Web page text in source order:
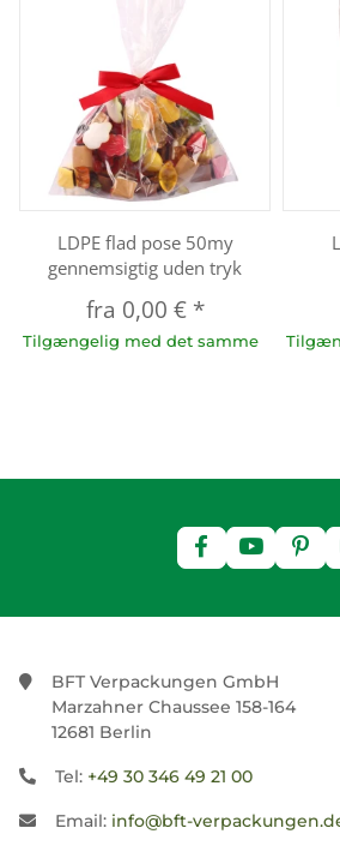
LDPE flad pose 50my
gennemsigtig uden tryk
fra 0,00 € *
Tilgængelig med det samme
BFT Verpackungen GmbH
Marzahner Chaussee 158-164
12681 Berlin
Tel: +49 30 346 49 21 00
Email: info@bft-